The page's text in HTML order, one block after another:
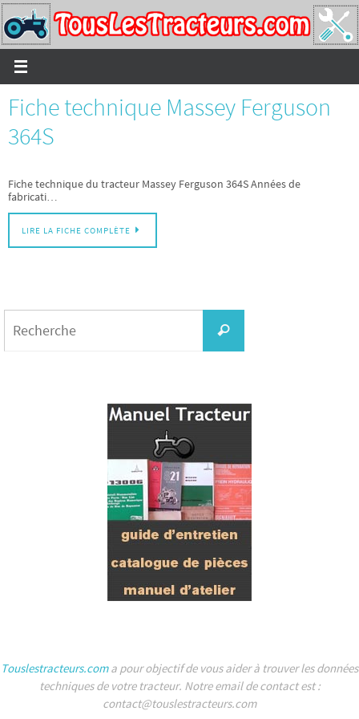
Passer
vers
le
contenu
Fiche technique Massey Ferguson
364S
Fiche technique du tracteur Massey Ferguson 364S Années de
fabricati…
LIRE LA FICHE COMPLÈTE
Recherche
Touslestracteurs.coma pour objectif de vous aider à trouver les données
techniques de votre tracteur. Notre email de contact est :
contact@touslestracteurs.com